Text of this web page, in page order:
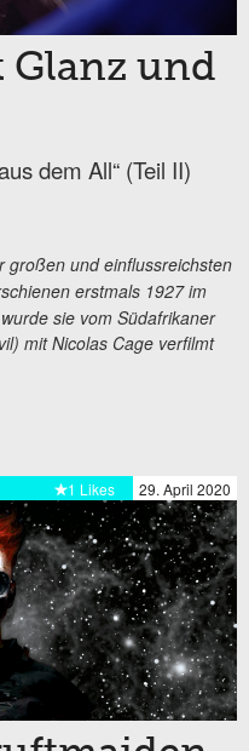
Glanz und
dem All“ (Teil II)
großen und einflussreichsten
erstmals 1927 im
sie vom Südafrikaner
mit Nicolas Cage verfilmt
29. April 2020
1 Likes